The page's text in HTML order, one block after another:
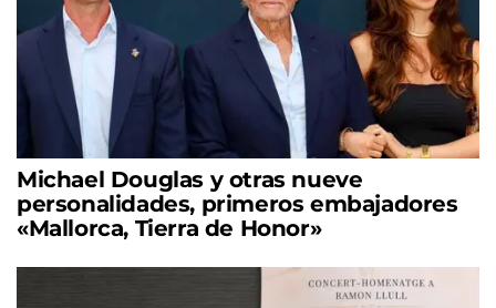
Michael Douglas y otras nueve
personalidades, primeros embajadores
«Mallorca, Tierra de Honor»